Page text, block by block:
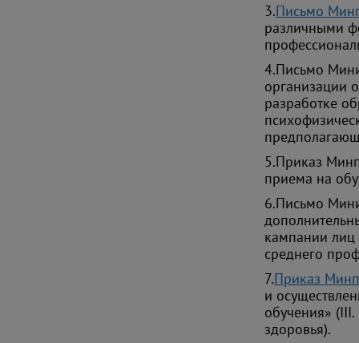
3.Письмо
различными
4.Письмо
организации
разработке
5.Приказ
приема на
6.Письмо
кампании
среднего
7.Приказ
и
обучения»
здоровья).